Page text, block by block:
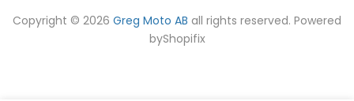
Copyright © 2026 Greg Moto AB all rights reserved. Powered
byShopifix